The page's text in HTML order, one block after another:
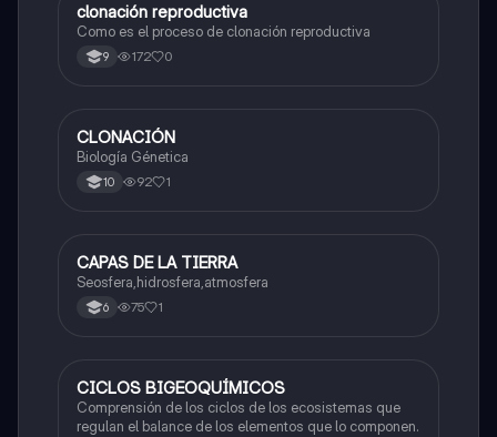
Biologia
clonación reproductiva
Como es el proceso de clonación reproductiva
9 172 0
Biologia
CLONACIÓN
Biología Génetica
10 92 1
Biologia
CAPAS DE LA TIERRA
Seosfera,hidrosfera,atmosfera
6 75 1
Biologia
CICLOS BIGEOQUÍMICOS
Comprensión de los ciclos de los ecosistemas que
regulan el balance de los elementos que lo componen.